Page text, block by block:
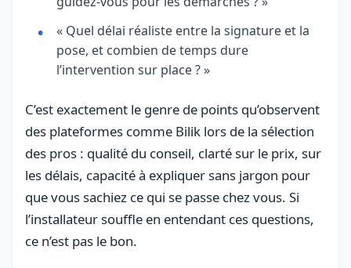
« Quel délai réaliste entre la signature et la
pose, et combien de temps dure
l’intervention sur place ? »
C’est exactement le genre de points qu’observent
des plateformes comme Bilik lors de la sélection
des pros : qualité du conseil, clarté sur le prix, sur
les délais, capacité à expliquer sans jargon pour
que vous sachiez ce qui se passe chez vous. Si
l’installateur souffle en entendant ces questions,
ce n’est pas le bon.